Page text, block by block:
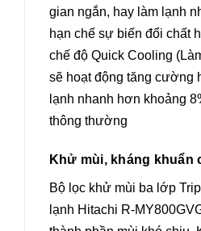
gian ngắn, hay làm lạnh
hạn chế sự biến đổi chất
chế độ Quick Cooling
sẽ hoạt động tăng cường
lạnh nhanh hơn khoảng
thông thường
Khử mùi, kháng khuẩn
Bộ lọc khử mùi ba lớp
lạnh Hitachi R-